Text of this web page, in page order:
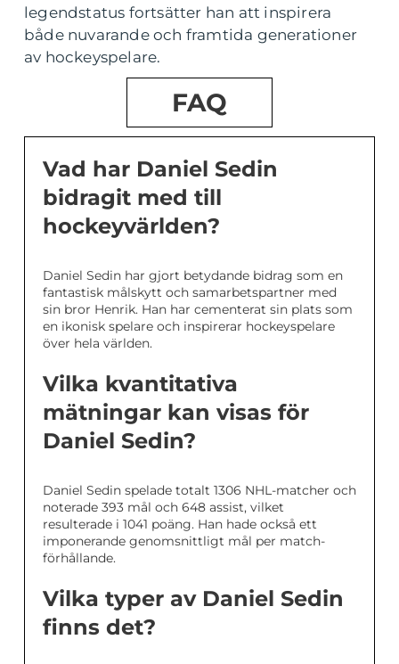
legendstatus fortsätter han att inspirera
både nuvarande och framtida generationer
av hockeyspelare.
FAQ
Vad har Daniel Sedin
bidragit med till
hockeyvärlden?
Daniel Sedin har gjort betydande bidrag som en
fantastisk målskytt och samarbetspartner med
sin bror Henrik. Han har cementerat sin plats som
en ikonisk spelare och inspirerar hockeyspelare
över hela världen.
Vilka kvantitativa
mätningar kan visas för
Daniel Sedin?
Daniel Sedin spelade totalt 1306 NHL-matcher och
noterade 393 mål och 648 assist, vilket
resulterade i 1041 poäng. Han hade också ett
imponerande genomsnittligt mål per match-
förhållande.
Vilka typer av Daniel Sedin
finns det?